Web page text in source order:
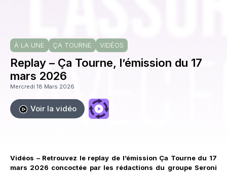
À LA UNE ÇA TOURNE VIDÉOS
Replay – Ça Tourne, l’émission du 17
mars 2026
Mercredi 18 Mars 2026
Voir la vidéo
Vidéos – Retrouvez le replay de l’émission Ça Tourne du 17
mars 2026 concoctée par les rédactions du groupe Seroni